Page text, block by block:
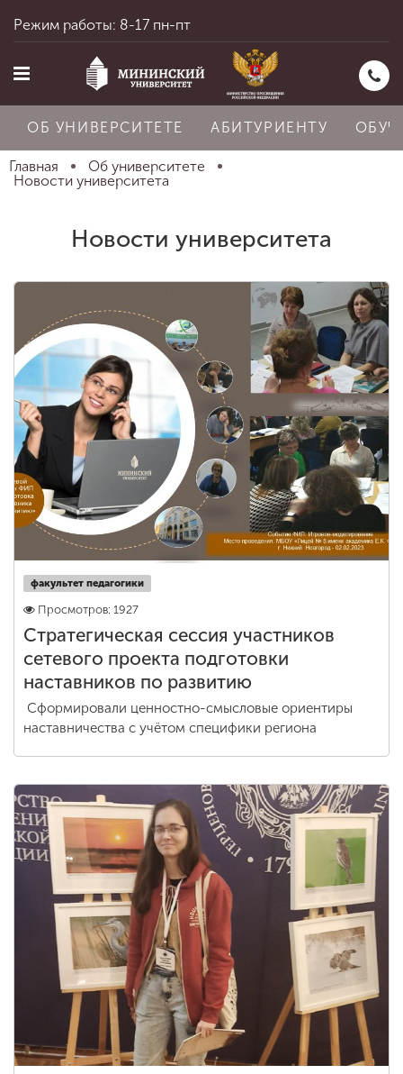
Об университете
Абитуриенту
Обучение
Наука
Международная
деятельность
Другие виды
деятельности
Студенческая жизнь
Сведения об
организации
ENG SPN CHI
Приемная
комиссия
+7 (831) 262-26-20
Режим работы: 8-17 пн-пт
ОБ УНИВЕРСИТЕТЕ АБИТУРИЕНТУ
Главная
Об университете
Новости университета
Новости университета
факультет педагогики
Просмотров: 1927
Стратегическая сессия участников
сетевого проекта подготовки
наставников по развитию
Сформировали ценностно-смысловые ориентиры
наставничества с учётом специфики региона